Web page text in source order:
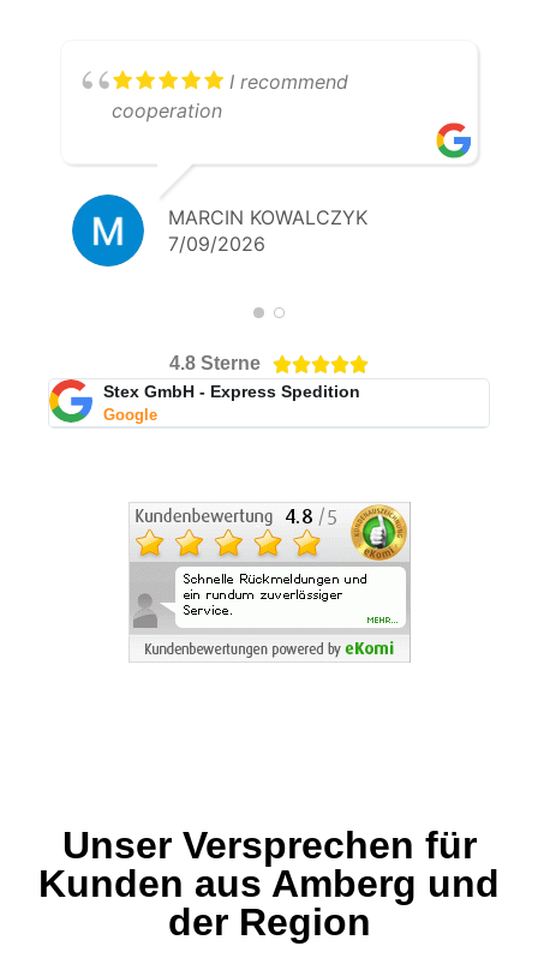
I recommend
cooperation
MARCIN KOWALCZYK
7/09/2026
4.8 Sterne 
Stex GmbH - Express Spedition
Google
Unser Versprechen für
Kunden aus Amberg und
der Region